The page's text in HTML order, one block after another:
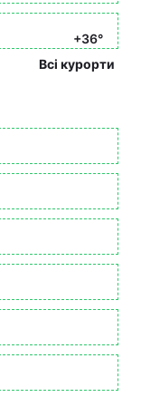
+36°
Всі курорти